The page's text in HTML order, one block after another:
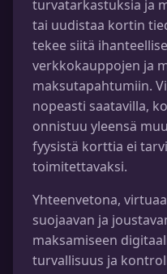
turvatarkastuksia ja
tai uudistaa kortin
tekee siitä
verkkokauppojen ja
maksutapahtumiin.
nopeasti saatavilla,
onnistuu yleensä
fyysistä korttia ei
toimitettavaksi.
Yhteenvetona,
suojaavan ja
maksamiseen
turvallisuus ja